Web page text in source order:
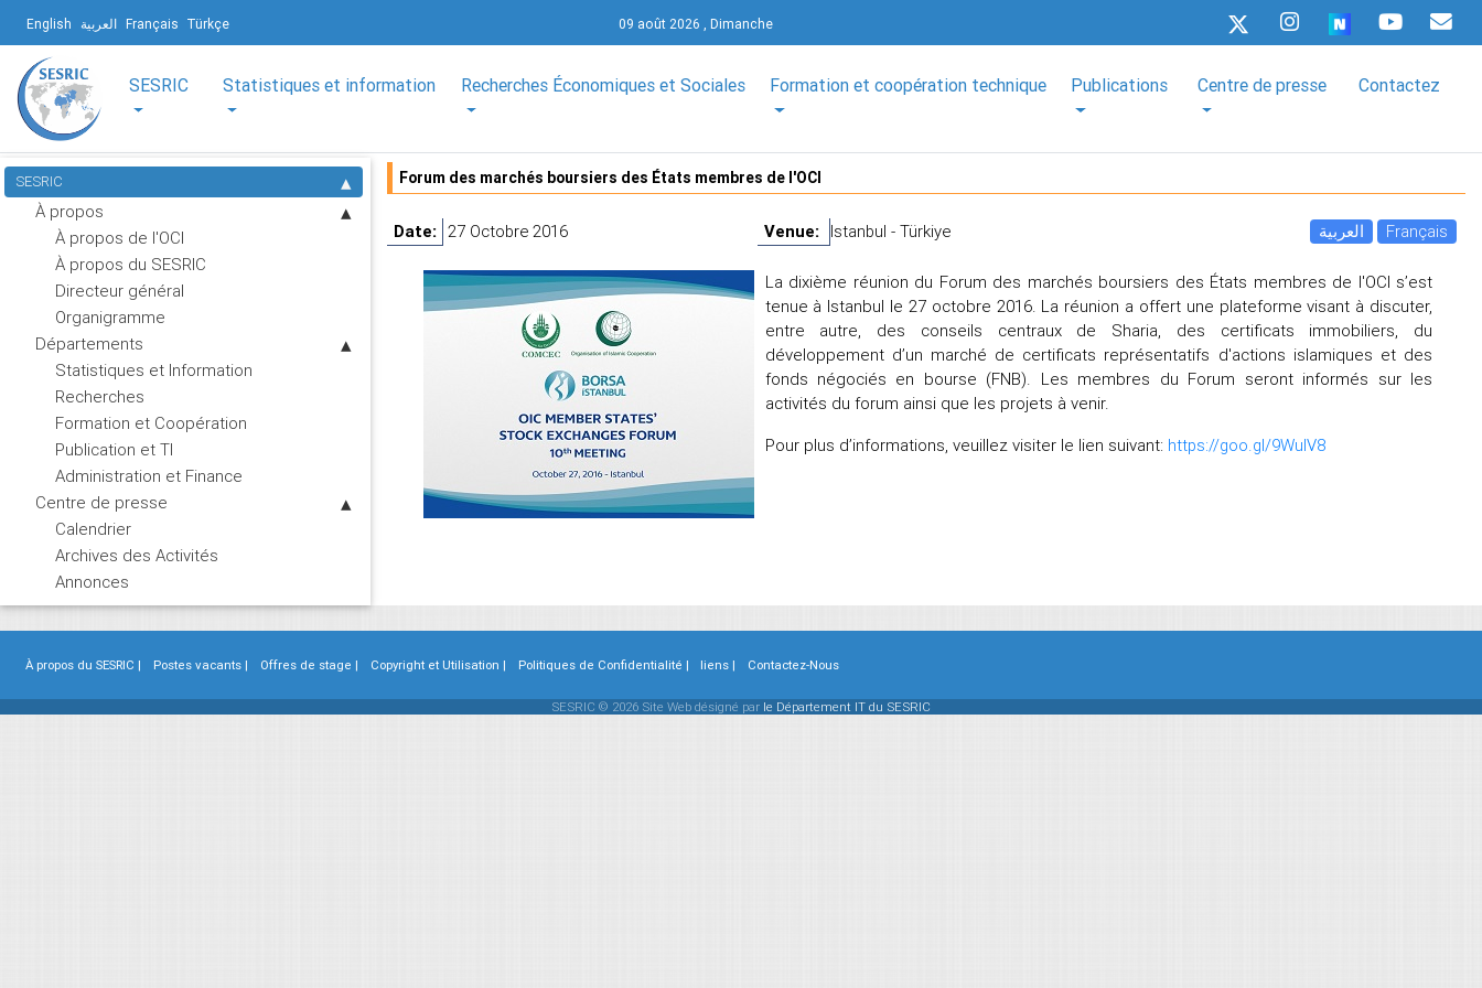
English العربية Français Türkçe 09 août 2026 , Dimanche
SESRIC Statistiques et information Recherches Économiques et Sociales Formation et coopération technique Publications Centre de presse Contactez
SESRIC
À propos
À propos de l'OCI
À propos du SESRIC
Directeur général
Organigramme
Départements
Statistiques et Information
Recherches
Formation et Coopération
Publication et TI
Administration et Finance
Centre de presse
Calendrier
Archives des Activités
Annonces
Forum des marchés boursiers des États membres de l'OCI
Date: 27 Octobre 2016 Venue: Istanbul - Türkiye العربية Français
La dixième réunion du Forum des marchés boursiers des États membres de l'OCI s’est
tenue à Istanbul le 27 octobre 2016. La réunion a offert une plateforme visant à discuter,
entre autre, des conseils centraux de Sharia, des certificats immobiliers, du
développement d’un marché de certificats représentatifs d'actions islamiques et des
fonds négociés en bourse (FNB). Les membres du Forum seront informés sur les
activités du forum ainsi que les projets à venir.
Pour plus d’informations, veuillez visiter le lien suivant: https://goo.gl/9WulV8
À propos du SESRIC | Postes vacants | Offres de stage | Copyright et Utilisation | Politiques de Confidentialité | liens | Contactez-Nous
SESRIC © 2026 Site Web désigné par le Département IT du SESRIC